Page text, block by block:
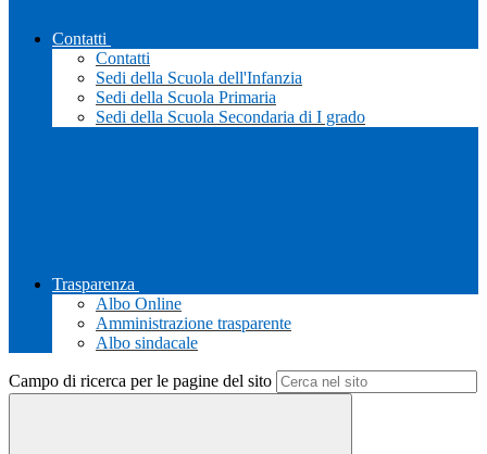
Contatti
Contatti
Sedi della Scuola dell'Infanzia
Sedi della Scuola Primaria
Sedi della Scuola Secondaria di I grado
Trasparenza
Albo Online
Amministrazione trasparente
Albo sindacale
Campo di ricerca per le pagine del sito